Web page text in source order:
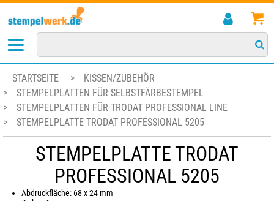
STARTSEITE >
KISSEN/ZUBEHÖR
>
STEMPELPLATTEN FÜR SELBSTFÄRBESTEMPEL
>
STEMPELPLATTEN FÜR TRODAT PROFESSIONAL LINE
>
STEMPELPLATTE TRODAT PROFESSIONAL 5205
STEMPELPLATTE TRODAT
PROFESSIONAL 5205
Abdruckfläche: 68 x 24 mm